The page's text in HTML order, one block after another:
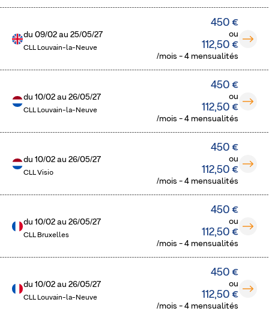
du09/02 au25/05/27
CLL Louvain-la-Neuve
450 €
ou
112,50 €
/mois - 4 mensualités
du10/02 au26/05/27
CLL Louvain-la-Neuve
450 €
ou
112,50 €
/mois - 4 mensualités
du10/02 au26/05/27
CLL Visio
450 €
ou
112,50 €
/mois - 4 mensualités
du10/02 au26/05/27
CLL Bruxelles
450 €
ou
112,50 €
/mois - 4 mensualités
du10/02 au26/05/27
CLL Louvain-la-Neuve
450 €
ou
112,50 €
/mois - 4 mensualités